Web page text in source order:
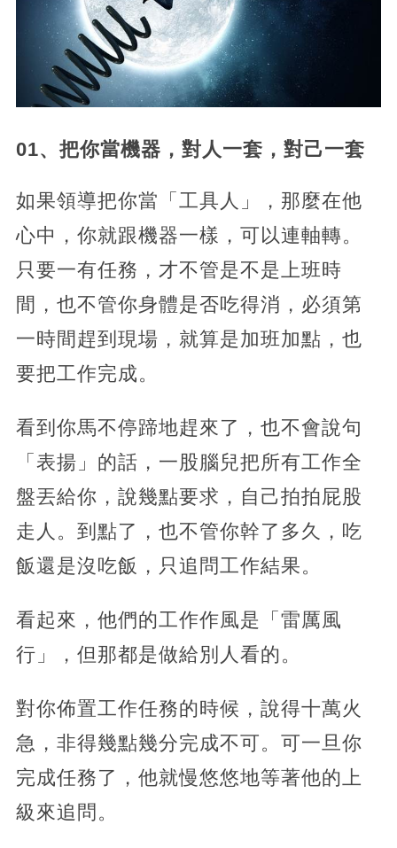
01、把你當機器，對人一套，對己一套
如果領導把你當「工具人」，那麼在他
心中，你就跟機器一樣，可以連軸轉。
只要一有任務，才不管是不是上班時
間，也不管你身體是否吃得消，必須第
一時間趕到現場，就算是加班加點，也
要把工作完成。
看到你馬不停蹄地趕來了，也不會說句
「表揚」的話，一股腦兒把所有工作全
盤丟給你，說幾點要求，自己拍拍屁股
走人。到點了，也不管你幹了多久，吃
飯還是沒吃飯，只追問工作結果。
看起來，他們的工作作風是「雷厲風
行」，但那都是做給別人看的。
對你佈置工作任務的時候，說得十萬火
急，非得幾點幾分完成不可。可一旦你
完成任務了，他就慢悠悠地等著他的上
級來追問。